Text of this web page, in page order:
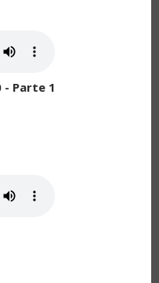
- Parte 1